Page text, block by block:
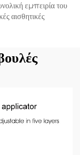
εμπειρία του
αισθητικές